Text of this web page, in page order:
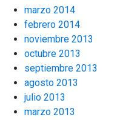
marzo 2014
febrero 2014
noviembre 2013
octubre 2013
septiembre 2013
agosto 2013
julio 2013
marzo 2013